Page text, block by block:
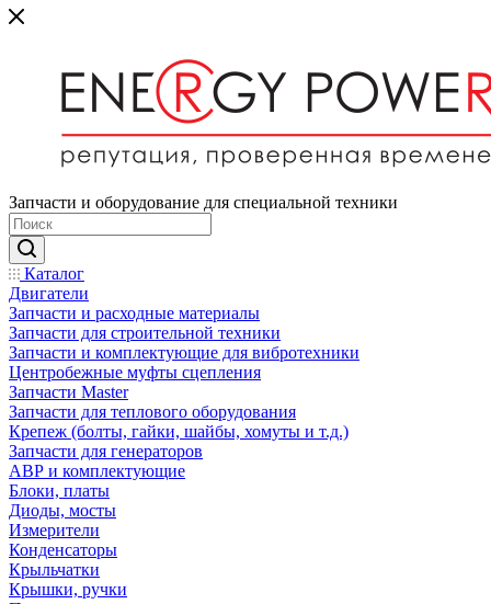
Запчасти и оборудование для специальной техники
Каталог
Двигатели
Запчасти и расходные материалы
Запчасти для строительной техники
Запчасти и комплектующие для вибротехники
Центробежные муфты сцепления
Запчасти Master
Запчасти для теплового оборудования
Крепеж (болты, гайки, шайбы, хомуты и т.д.)
Запчасти для генераторов
АВР и комплектующие
Блоки, платы
Диоды, мосты
Измерители
Конденсаторы
Крыльчатки
Крышки, ручки